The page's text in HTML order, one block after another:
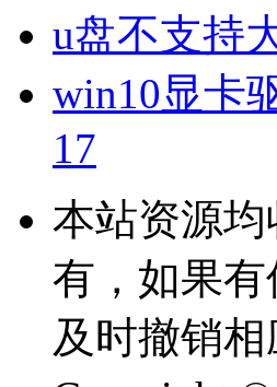
u盘不支持
win10显卡
17
本站资源
有，如果
及时撤销相